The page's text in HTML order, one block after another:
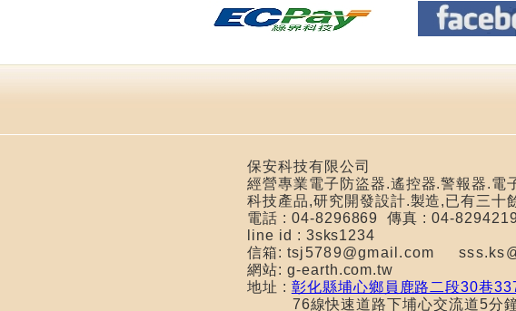
保安科技有限公司
經營專業電子防盜器.遙控器.警報器.電
科技產品,研究開發設計.製造,已有三十
電話 : 04-8296869 傳真 : 04-
line id : 3sks1234
信箱: tsj5789@gmail.com
網站: g-earth.com.tw
地址 : 彰化縣埔心鄉員鹿路二段30巷
76線快速道路下埔心交流道5分